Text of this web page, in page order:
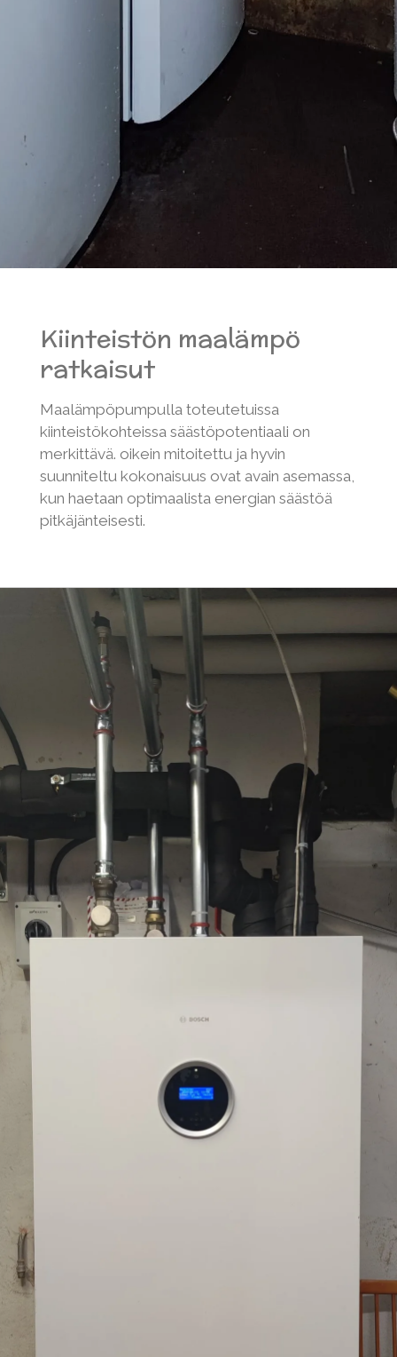
Kiinteistön maalämpö
ratkaisut
Maalämpöpumpulla toteutetuissa
kiinteistökohteissa säästöpotentiaali on
merkittävä. oikein mitoitettu ja hyvin
suunniteltu kokonaisuus ovat avain asemassa,
kun haetaan optimaalista energian säästöä
pitkäjänteisesti.